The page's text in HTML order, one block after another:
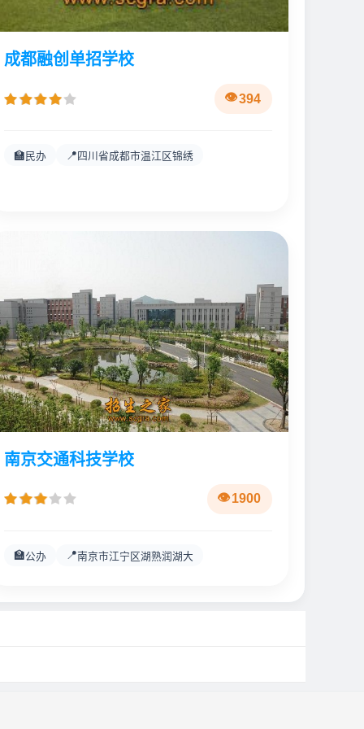
成都融创单招学校
394
🏫 民办 📍 四川省成都市温江区锦绣
南京交通科技学校
1900
🏫公办 📍南京市江宁区湖熟润湖大